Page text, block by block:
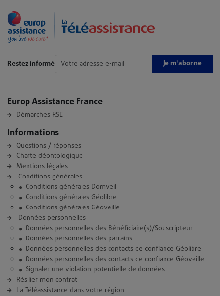
Restez informé Je m'abonne
Europ Assistance France
Démarches RSE
Informations
Questions / réponses
Charte déontologique
Mentions légales
Conditions générales
Conditions générales Domveil
Conditions générales Géolibre
Conditions générales Géoveille
Données personnelles
Données personnelles des Bénéficiaire(s)/Souscripteur
Données personnelles des parrains
Données personnelles des contacts de confiance Géolibre
Données personnelles des contacts de confiance Géoveille
Signaler une violation potentielle de données
Résilier mon contrat
La Téléassistance dans votre région